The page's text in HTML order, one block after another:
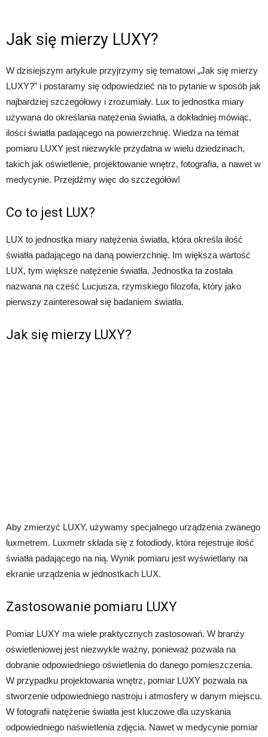
Jak się mierzy LUXY?
W dzisiejszym artykule przyjrzymy się tematowi „Jak się mierzy
LUXY?” i postaramy się odpowiedzieć na to pytanie w sposób jak
najbardziej szczegółowy i zrozumiały. Lux to jednostka miary
używana do określania natężenia światła, a dokładniej mówiąc,
ilości światła padającego na powierzchnię. Wiedza na temat
pomiaru LUXY jest niezwykle przydatna w wielu dziedzinach,
takich jak oświetlenie, projektowanie wnętrz, fotografia, a nawet w
medycynie. Przejdźmy więc do szczegółów!
Co to jest LUX?
LUX to jednostka miary natężenia światła, która określa ilość
światła padającego na daną powierzchnię. Im większa wartość
LUX, tym większe natężenie światła. Jednostka ta została
nazwana na cześć Lucjusza, rzymskiego filozofa, który jako
pierwszy zainteresował się badaniem światła.
Jak się mierzy LUXY?
Aby zmierzyć LUXY, używamy specjalnego urządzenia zwanego
luxmetrem. Luxmetr składa się z fotodiody, która rejestruje ilość
światła padającego na nią. Wynik pomiaru jest wyświetlany na
ekranie urządzenia w jednostkach LUX.
Zastosowanie pomiaru LUXY
Pomiar LUXY ma wiele praktycznych zastosowań. W branży
oświetleniowej jest niezwykle ważny, ponieważ pozwala na
dobranie odpowiedniego oświetlenia do danego pomieszczenia.
W przypadku projektowania wnętrz, pomiar LUXY pozwala na
stworzenie odpowiedniego nastroju i atmosfery w danym miejscu.
W fotografii natężenie światła jest kluczowe dla uzyskania
odpowiedniego naświetlenia zdjęcia. Nawet w medycynie pomiar